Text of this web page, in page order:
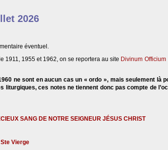
2026
éventuel.
1911, 1955 et 1962, on se reportera au site Divinum Officium
ne sont en aucun cas un « ordo », mais seulement là
ces notes ne tiennent donc pas compte de
SANG DE NOTRE SEIGNEUR JÉSUS CHRIST
Vierge